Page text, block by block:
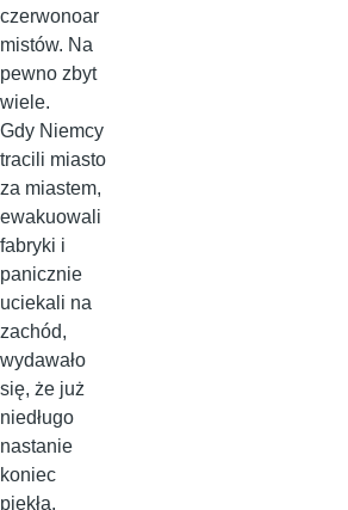
czerwonoar
mistów. Na
pewno zbyt
wiele.
Gdy Niemcy
tracili miasto
za miastem,
ewakuowali
fabryki i
panicznie
uciekali na
zachód,
wydawało
się, że już
niedługo
nastanie
koniec
piekła.